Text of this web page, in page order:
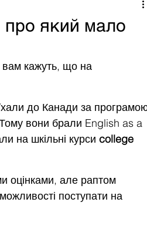
про який мало
вам кажуть, що на
до Канади за
Тому вони брали English as a
на шкільні курси college
оцінками, але раптом
поступати на